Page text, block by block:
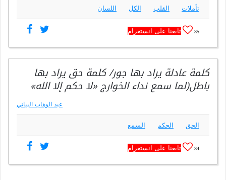
تأملات القلب الكل اللسان
35 تابعنا على انستغرام
كلمة عادلة يراد بها جور/ كلمة حق يراد بها
باطل(لما سمع نداء الخوارج «لا حكم إلا الله»
عبد الوهاب البياتي
الحق الحكم السمع
34 تابعنا على انستغرام